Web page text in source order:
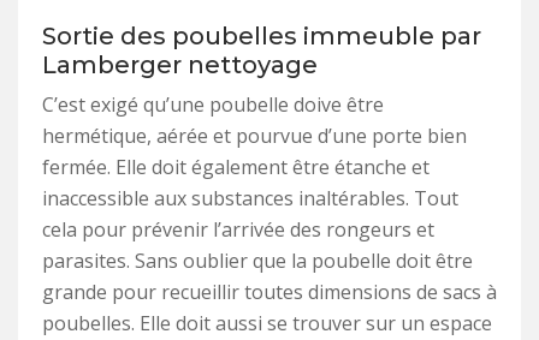
Sortie des poubelles immeuble par
Lamberger nettoyage
C’est exigé qu’une poubelle doive être
hermétique, aérée et pourvue d’une porte bien
fermée. Elle doit également être étanche et
inaccessible aux substances inaltérables. Tout
cela pour prévenir l’arrivée des rongeurs et
parasites. Sans oublier que la poubelle doit être
grande pour recueillir toutes dimensions de sacs à
poubelles. Elle doit aussi se trouver sur un espace